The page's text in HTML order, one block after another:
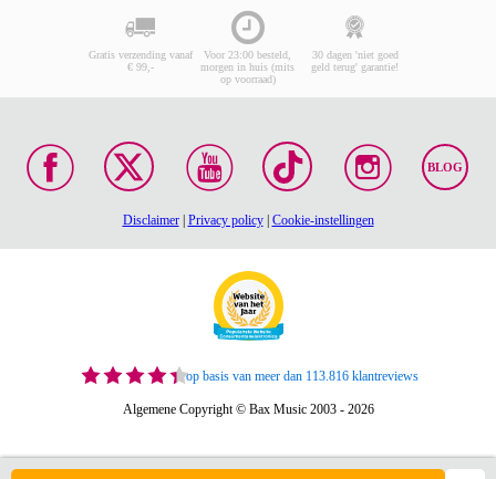
Gratis verzending vanaf
€ 99,-
Voor 23:00 besteld,
morgen in huis (mits
op voorraad)
30 dagen 'niet goed
geld terug' garantie!
BLOG
Disclaimer| Privacy policy| Cookie-instellingen
op basis van meer dan 113.816 klantreviews
Algemene Copyright © Bax Music 2003 - 2026